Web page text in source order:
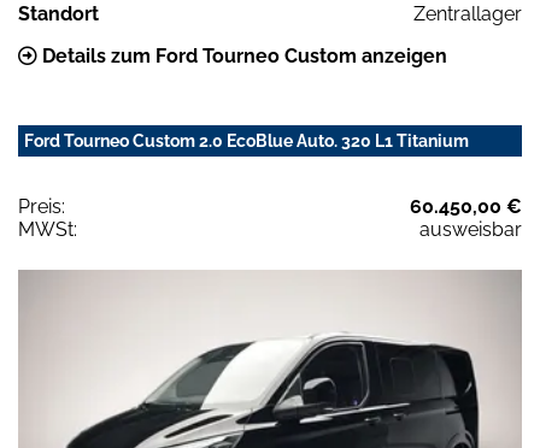
Standort
Zentrallager
Details zum Ford Tourneo Custom anzeigen
Ford Tourneo Custom 2.0 EcoBlue Auto. 320 L1 Titanium
Preis:
60.450,00 €
MWSt:
ausweisbar